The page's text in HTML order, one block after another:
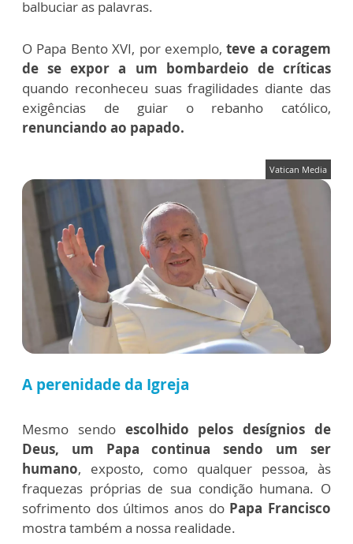
balbuciar as palavras.
O Papa Bento XVI, por exemplo,teve a coragem
de se expor a um bombardeio de críticas
quando reconheceu suas fragilidades diante das
exigências de guiar o rebanho católico,
renunciando ao papado.
Vatican Media
A perenidade da Igreja
Mesmo sendo escolhido pelos desígnios de
Deus, um Papa continua sendo um ser
humano, exposto, como qualquer pessoa, às
fraquezas próprias de sua condição humana. O
sofrimento dos últimos anos do Papa Francisco
mostra também a nossa realidade.